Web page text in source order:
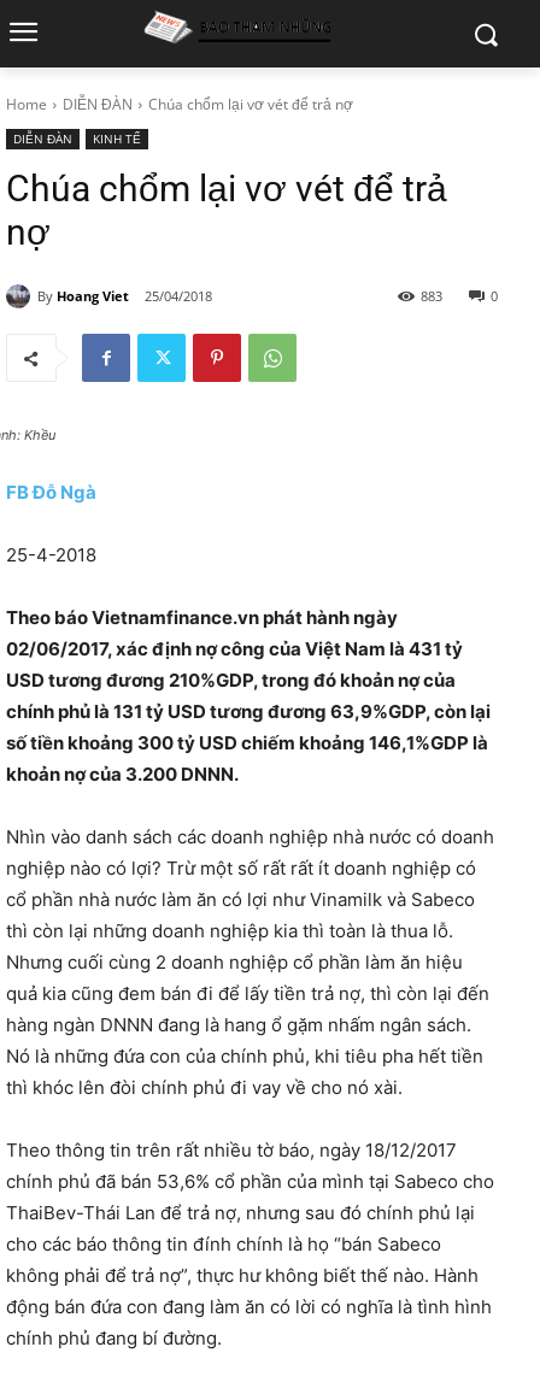
Home DIỄN ĐÀN Chúa chổm lại vơ vét để trả nợ
DIỄN ĐÀN KINH TẾ
Chúa chổm lại vơ vét để trả
nợ
By Hoang Viet 25/04/2018 0
883
Khều
FB Đỗ Ngà
25-4-2018
Theo báo Vietnamfinance.vn phát hành ngày
02/06/2017, xác định nợ công của Việt Nam là 431 tỷ
USD tương đương 210%GDP, trong đó khoản nợ của
chính phủ là 131 tỷ USD tương đương 63,9%GDP, còn lại
số tiền khoảng 300 tỷ USD chiếm khoảng 146,1%GDP là
khoản nợ của 3.200 DNNN.
Nhìn vào danh sách các doanh nghiệp nhà nước có doanh
nghiệp nào có lợi? Trừ một số rất rất ít doanh nghiệp có
cổ phần nhà nước làm ăn có lợi như Vinamilk và Sabeco
thì còn lại những doanh nghiệp kia thì toàn là thua lỗ.
Nhưng cuối cùng 2 doanh nghiệp cổ phần làm ăn hiệu
quả kia cũng đem bán đi để lấy tiền trả nợ, thì còn lại đến
hàng ngàn DNNN đang là hang ổ gặm nhấm ngân sách.
Nó là những đứa con của chính phủ, khi tiêu pha hết tiền
thì khóc lên đòi chính phủ đi vay về cho nó xài.
Theo thông tin trên rất nhiều tờ báo, ngày 18/12/2017
chính phủ đã bán 53,6% cổ phần của mình tại Sabeco cho
ThaiBev-Thái Lan để trả nợ, nhưng sau đó chính phủ lại
cho các báo thông tin đính chính là họ “bán Sabeco
không phải để trả nợ”, thực hư không biết thế nào. Hành
động bán đứa con đang làm ăn có lời có nghĩa là tình hình
chính phủ đang bí đường.